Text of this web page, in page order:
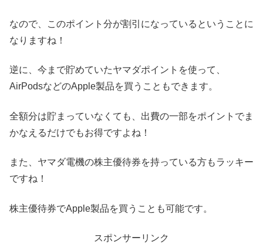
なので、このポイント分が割引になっているということに
なりますね！
逆に、今まで貯めていたヤマダポイントを使って、
AirPodsなどのApple製品を買うこともできます。
全額分は貯まっていなくても、出費の一部をポイントでま
かなえるだけでもお得ですよね！
また、ヤマダ電機の株主優待券を持っている方もラッキー
ですね！
株主優待券でApple製品を買うことも可能です。
スポンサーリンク